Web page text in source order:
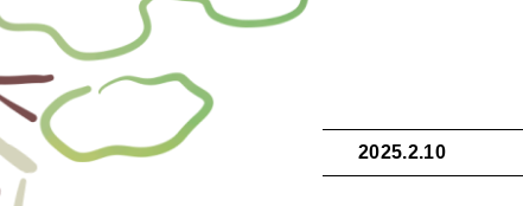
2025.2.10